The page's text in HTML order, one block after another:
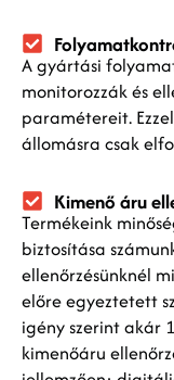
A gyártási
monitorozzák és
paramétereit.
állomásra csak
Kimenő áru
Termékeink
biztosítása
ellenőrzésünknél
előre egyeztetett
igény szerint akár
kimenőáru